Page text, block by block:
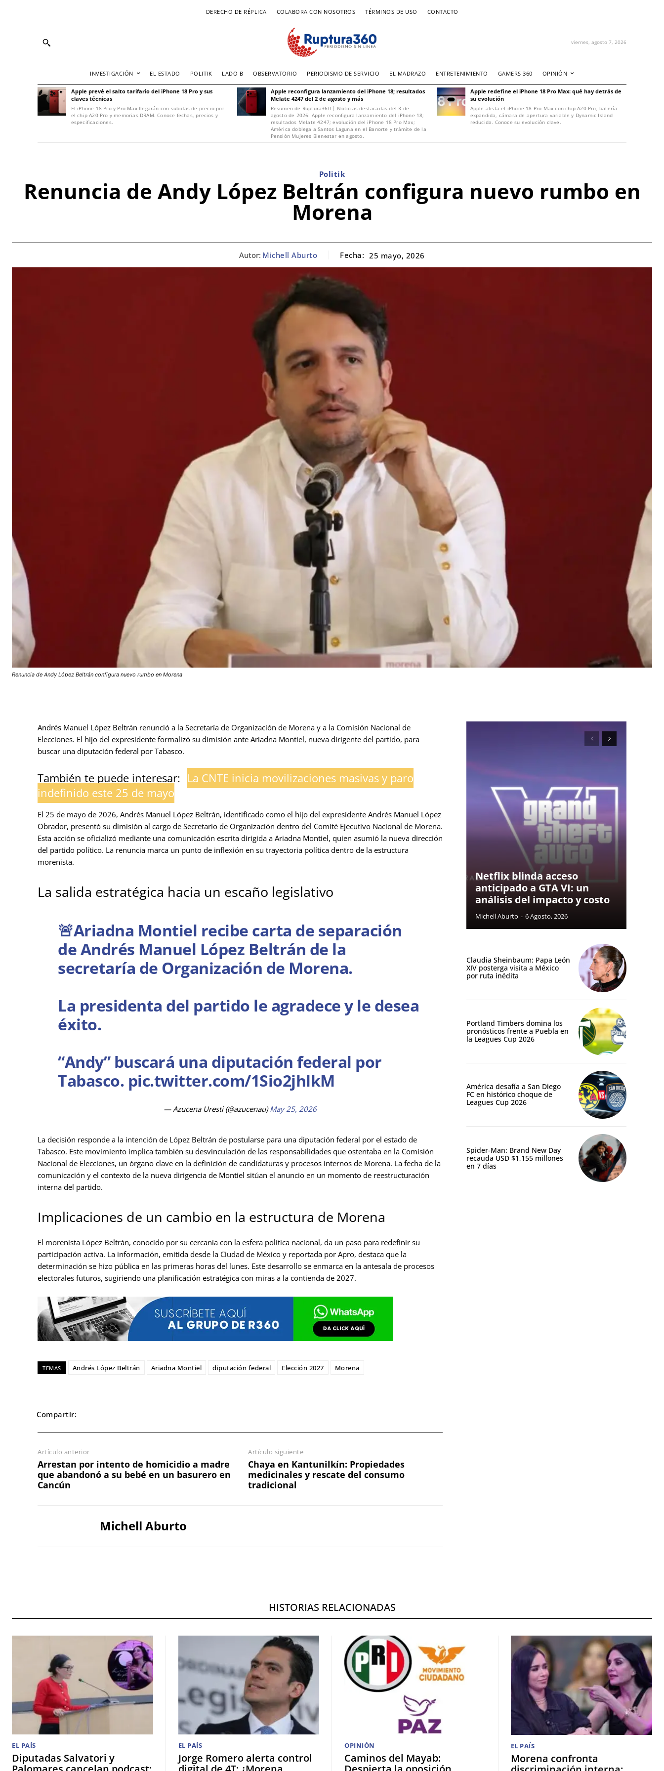
DERECHO DE RÉPLICA COLABORA CON NOSOTROS TÉRMINOS DE USO CONTACTO
viernes, agosto 7, 2026
INVESTIGACIÓN EL ESTADO POLITIK LADO B OBSERVATORIO PERIODISMO DE SERVICIO EL MADRAZO ENTRETENIMIENTO GAMERS 360 OPINIÓN
Apple prevé el salto tarifario del iPhone 18 Pro y sus
claves técnicas
El iPhone 18 Pro y Pro Max llegarán con subidas de precio por
el chip A20 Pro y memorias DRAM. Conoce fechas, precios y
especificaciones.
Apple reconfigura lanzamiento del iPhone 18; resultados
Melate 4247 del 2 de agosto y más
Resumen de Ruptura360 | Noticias destacadas del 3 de
agosto de 2026: Apple reconfigura lanzamiento del iPhone 18;
resultados Melate 4247; evolución del iPhone 18 Pro Max;
América doblega a Santos Laguna en el Banorte y trámite de la
Pensión Mujeres Bienestar en agosto.
Apple redefine el iPhone 18 Pro Max: qué hay detrás de
su evolución
Apple alista el iPhone 18 Pro Max con chip A20 Pro, batería
expandida, cámara de apertura variable y Dynamic Island
reducida. Conoce su evolución clave.
Politik
Renuncia de Andy López Beltrán configura nuevo rumbo en
Morena
Autor: Michell Aburto Fecha: 25 mayo, 2026
Renuncia de Andy López Beltrán configura nuevo rumbo en Morena
Andrés Manuel López Beltrán renunció a la Secretaría de Organización de Morena y a la Comisión Nacional de
Elecciones. El hijo del expresidente formalizó su dimisión ante Ariadna Montiel, nueva dirigente del partido, para
buscar una diputación federal por Tabasco.
También te puede interesar: La CNTE inicia movilizaciones masivas y paro
indefinido este 25 de mayo
El 25 de mayo de 2026, Andrés Manuel López Beltrán, identificado como el hijo del expresidente Andrés Manuel López
Obrador, presentó su dimisión al cargo de Secretario de Organización dentro del Comité Ejecutivo Nacional de Morena.
Esta acción se oficializó mediante una comunicación escrita dirigida a Ariadna Montiel, quien asumió la nueva dirección
del partido político. La renuncia marca un punto de inflexión en su trayectoria política dentro de la estructura
morenista.
La salida estratégica hacia un escaño legislativo
🚨Ariadna Montiel recibe carta de separación
de Andrés Manuel López Beltrán de la
secretaría de Organización de Morena.
La presidenta del partido le agradece y le desea
éxito.
“Andy” buscará una diputación federal por
Tabasco. pic.twitter.com/1Sio2jhlkM
— Azucena Uresti (@azucenau)May 25, 2026
La decisión responde a la intención de López Beltrán de postularse para una diputación federal por el estado de
Tabasco. Este movimiento implica también su desvinculación de las responsabilidades que ostentaba en la Comisión
Nacional de Elecciones, un órgano clave en la definición de candidaturas y procesos internos de Morena. La fecha de la
comunicación y el contexto de la nueva dirigencia de Montiel sitúan el anuncio en un momento de reestructuración
interna del partido.
Implicaciones de un cambio en la estructura de Morena
El morenista López Beltrán, conocido por su cercanía con la esfera política nacional, da un paso para redefinir su
participación activa. La información, emitida desde la Ciudad de México y reportada por Apro, destaca que la
determinación se hizo pública en las primeras horas del lunes. Este desarrollo se enmarca en la antesala de procesos
electorales futuros, sugiriendo una planificación estratégica con miras a la contienda de 2027.
TEMAS Andrés López Beltrán Ariadna Montiel diputación federal Elección 2027 Morena
Compartir:
Artículo anterior
Arrestan por intento de homicidio a madre
que abandonó a su bebé en un basurero en
Cancún
Artículo siguiente
Chaya en Kantunilkín: Propiedades
medicinales y rescate del consumo
tradicional
Michell Aburto
Netflix blinda acceso
anticipado a GTA VI: un
análisis del impacto y costo
Michell Aburto - 6 Agosto, 2026
Claudia Sheinbaum: Papa León
XIV posterga visita a México
por ruta inédita
Portland Timbers domina los
pronósticos frente a Puebla en
la Leagues Cup 2026
América desafía a San Diego
FC en histórico choque de
Leagues Cup 2026
Spider-Man: Brand New Day
recauda USD $1,155 millones
en 7 días
HISTORIAS RELACIONADAS
EL PAÍS
Diputadas Salvatori y
EL PAÍS
Jorge Romero alerta control
OPINIÓN
Caminos del Mayab:
EL PAÍS
Morena confronta